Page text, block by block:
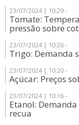
23/07/2024 | 10:29 -
Tomate:
pressão sobre
23/07/2024 | 10:26 -
Trigo: Demanda
23/07/2024 | 10:20 -
Açúcar: Preços
23/07/2024 | 10:16 -
Etanol:
recua